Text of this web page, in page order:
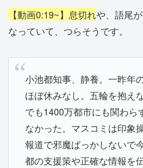
【動画0:19~】息切れや、語尾
なっていて、つらそうです。
小池都知事、静養。一昨年
ほぼ休みなし。五輪を抱え
でも1400万都市にも関わら
なかった。マスコミは印象
報道で邪魔ばっかしないで
都の支援策や正確な情報を